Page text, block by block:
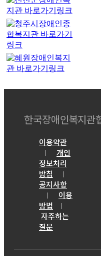
한국장애인복지관
이용약관
｜
개인
정보처리
방침
｜
공지사항
｜
이용
방법
｜
자주하는
질문